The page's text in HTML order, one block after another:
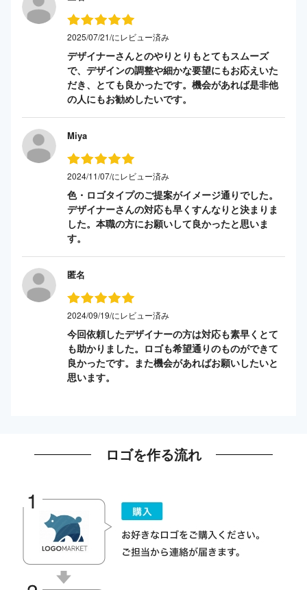
2025/07/21/にレビュー済み
デザイナーさんとのやりとりもとてもスムーズ
で、デザインの調整や細かな要望にもお応えいた
だき、とても良かったです。機会があれば是非他
の人にもお勧めしたいです。
Miya
2024/11/07/にレビュー済み
色・ロゴタイプのご提案がイメージ通りでした。
デザイナーさんの対応も早くすんなりと決まりま
した。本職の方にお願いして良かったと思いま
す。
匿名
2024/09/19/にレビュー済み
今回依頼したデザイナーの方は対応も素早くとて
も助かりました。ロゴも希望通りのものができて
良かったです。また機会があればお願いしたいと
思います。
ロゴを作る流れ